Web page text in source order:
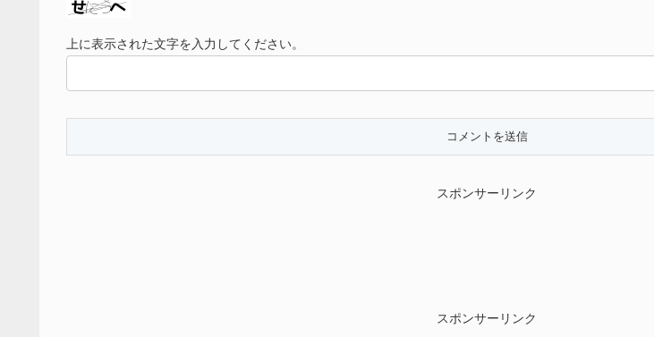
上に表示された文字を入力してください。
スポンサーリンク
スポンサーリンク